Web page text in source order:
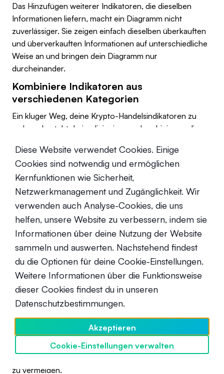
Das Hinzufügen weiterer Indikatoren, die dieselben
Informationen liefern, macht ein Diagramm nicht
zuverlässiger. Sie zeigen einfach dieselben überkauften
und überverkauften Informationen auf unterschiedliche
Weise an und bringen dein Diagramm nur
durcheinander.
Kombiniere Indikatoren aus
verschiedenen Kategorien
Ein kluger Weg, deine Krypto-Handelsindikatoren zu
ordnen, besteht darin, diejenigen zu kombinieren, die zu
beispielsweise ein Trendindikator wie der gleitende
Durchschnitt sehr gut mit einem Momentum-Indikator
wie dem RSI kombinieren. Denn während der gleitende
Durchschnitt die Richtung des Trends anzeigt, würde
der RSI die Stärke des Trends anzeigen.
Handelsindikatoren vs. eigene
Strategien
Eine Handelsstrategie ist ein umfassender Plan, den du
für die Durchführung deiner Handelsaktivitäten
eine Reihe von Zielen, eine Risikotoleranz und die
Befolgung einer Reihe von Regeln, die festlegen, wann
eine Aktion auf dem Markt durchgeführt werden sollte.
Kurz gesagt, es ist ein beabsichtigter Rahmen, der deine
Handelsbemühungen leitet. Das Ziel ist es, das finanzielle
Risiko zu minimieren und viele unnötige Entscheidungen
zu vermeiden.
Diese Website verwendet Cookies. Einige
Cookies sind notwendig und ermöglichen
Kernfunktionen wie Sicherheit,
Netzwerkmanagement und Zugänglichkeit. Wir
verwenden auch Analyse-Cookies, die uns
helfen, unsere Website zu verbessern, indem sie
Informationen über deine Nutzung der Website
sammeln und auswerten. Nachstehend findest
du die Optionen für deine Cookie-Einstellungen.
Weitere Informationen über die Funktionsweise
dieser Cookies findest du in unseren
Datenschutzbestimmungen.
Akzeptieren
Cookie-Einstellungen verwalten
SwissBorg entdecken